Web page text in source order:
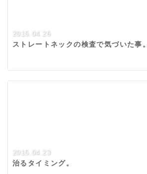
2015.04.26
ストレートネックの検査で気づいた事。
2015.04.23
治るタイミング。